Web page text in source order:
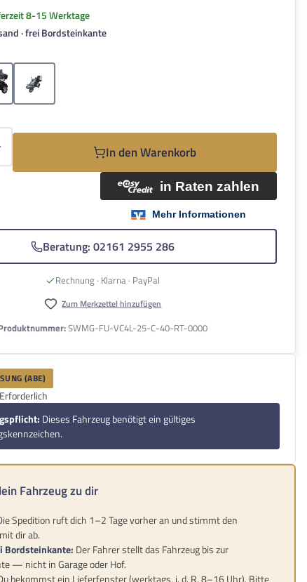
8-15 Werktage
· frei Bordsteinkante
Grau
Gib den gewünschten Wert ein
In den Warenkorb
Beratung: 02161 2955 286
Rechnung · Klarna · PayPal
Zum Merkzettel hinzufügen
SWMG-FU-VC4L-25-C-40-RT-0000
(ABE)
Erforderlich
Dieses Fahrzeug benötigt ein gültiges
Fahrzeug zu dir
Spedition ruft dich 1–2 Tage vorher an und stimmt den
dir ab.
Bordsteinkante: Der Fahrer stellt das Fahrzeug bis zur
— nicht in Garage oder Hof.
bekommst ein Lieferfenster (werktags, i. d. R. 8–16 Uhr). Bitte